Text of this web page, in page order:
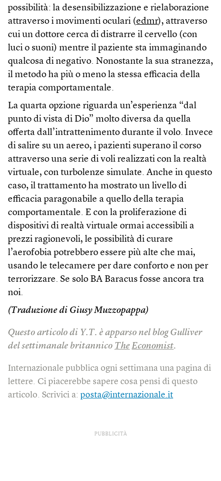
possibilità: la desensibilizzazione e rielaborazione
attraverso i movimenti oculari (edmr), attraverso
cui un dottore cerca di distrarre il cervello (con
luci o suoni) mentre il paziente sta immaginando
qualcosa di negativo. Nonostante la sua stranezza,
il metodo ha più o meno la stessa efficacia della
terapia comportamentale.
La quarta opzione riguarda un’esperienza “dal
punto di vista di Dio” molto diversa da quella
offerta dall’intrattenimento durante il volo. Invece
di salire su un aereo, i pazienti superano il corso
attraverso una serie di voli realizzati con la realtà
virtuale, con turbolenze simulate. Anche in questo
caso, il trattamento ha mostrato un livello di
efficacia paragonabile a quello della terapia
comportamentale. E con la proliferazione di
dispositivi di realtà virtuale ormai accessibili a
prezzi ragionevoli, le possibilità di curare
l’aerofobia potrebbero essere più alte che mai,
usando le telecamere per dare conforto e non per
terrorizzare. Se solo BA Baracus fosse ancora tra
noi.
(Traduzione di Giusy Muzzopappa)
Questo articolo di Y.T. è apparso nel blog Gulliver
del settimanale britannico The Economist.
Internazionale pubblica ogni settimana una pagina di
lettere. Ci piacerebbe sapere cosa pensi di questo
articolo. Scrivici a: posta@internazionale.it
PUBBLICITÀ